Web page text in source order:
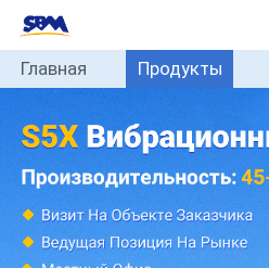
Главная
Продукты
Решения
Главная Продукты